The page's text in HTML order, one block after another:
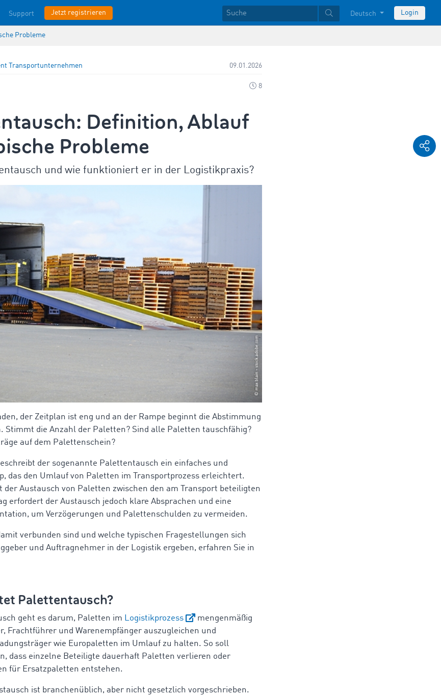
Support Jetzt registrieren Deutsch Login
Probleme
Transportunternehmen 09.01.2026
8
Definition, Ablauf
Probleme
und wie funktioniert er in der Logistikpraxis?
der Zeitplan ist eng und an der Rampe beginnt die Abstimmung
Stimmt die Anzahl der Paletten? Sind alle Paletten tauschfähig?
auf dem Palettenschein?
der sogenannte Palettentausch ein einfaches und
das den Umlauf von Paletten im Transportprozess erleichtert.
der Austausch von Paletten zwischen den am Transport beteiligten
erfordert der Austausch jedoch klare Absprachen und eine
um Verzögerungen und Palettenschulden zu vermeiden.
verbunden sind und welche typischen Fragestellungen sich
und Auftragnehmer in der Logistik ergeben, erfahren Sie in
Palettentausch?
geht es darum, Paletten im Logistikprozess
mengenmäßig
Frachtführer und Warenempfänger auszugleichen und
wie Europaletten im Umlauf zu halten. So soll
dass einzelne Beteiligte dauerhaft Paletten verlieren oder
für Ersatzpaletten entstehen.
ist branchenüblich, aber nicht gesetzlich vorgeschrieben.